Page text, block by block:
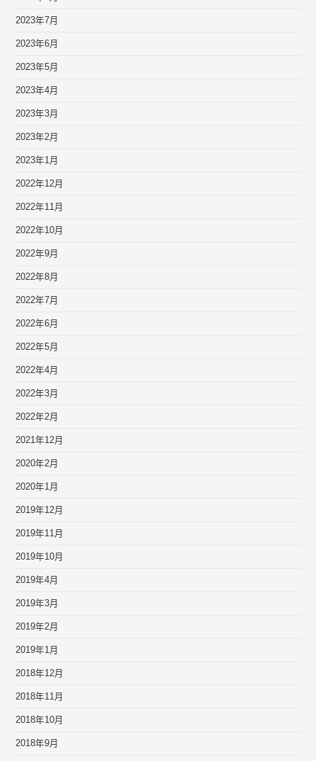
2023年7月
2023年6月
2023年5月
2023年4月
2023年3月
2023年2月
2023年1月
2022年12月
2022年11月
2022年10月
2022年9月
2022年8月
2022年7月
2022年6月
2022年5月
2022年4月
2022年3月
2022年2月
2021年12月
2020年2月
2020年1月
2019年12月
2019年11月
2019年10月
2019年4月
2019年3月
2019年2月
2019年1月
2018年12月
2018年11月
2018年10月
2018年9月